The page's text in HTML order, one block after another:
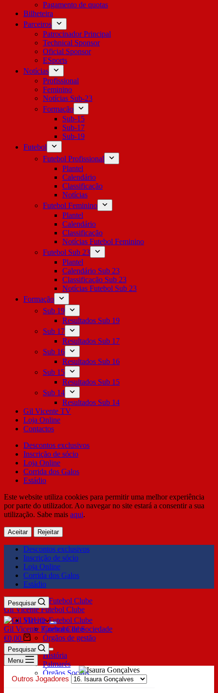
Pagamento de quotas
Bilheteira
Parceiros
Patrocinador Principal
Technical Sponsor
Oficial Sponsor
ESports
Notícias
Profissional
Feminino
Notícias Sub-23
Formação
Sub-15
Sub-17
Sub-19
Futebol
Futebol Profissional
Plantel
Calendário
Classificação
Notícias
Futebol Feminino
Plantel
Calendário
Classificação
Notícias Futebol Feminino
Futebol Sub 23
Plantel
Calendário Sub 23
Classificação Sub 23
Notícias Futebol Sub 23
Formação
Sub 19
Resultados Sub 19
Sub 17
Resultados Sub 17
Sub 16
Resultados Sub 16
Sub 15
Resultados Sub 15
Sub 14
Resultados Sub 14
Gil Vicente TV
Loja Online
Contactos
Descontos exclusivos
Inscrição de sócio
Loja Online
Corrida dos Galos
Estádio
Este website utiliza cookies para permitir uma melhor experiência
por parte do utilizador. Ao navegar no site estará a consentir a sua
utilização. Sabe mais aqui.
Aceitar Rejeitar
Descontos exclusivos
Inscrição de sócio
Loja Online
Corrida dos Galos
Estádio
Gil Vicente Futebol Clube
Pesquisar
SDUQ
Contrato de Sociedade
Órgãos de gestão
Clube
História
Palmarés
Órgãos Sociais
Prestação de contas
Gil Vicente Futebol Clube
€0,00
Pesquisar
Menu
Outros Jogadores